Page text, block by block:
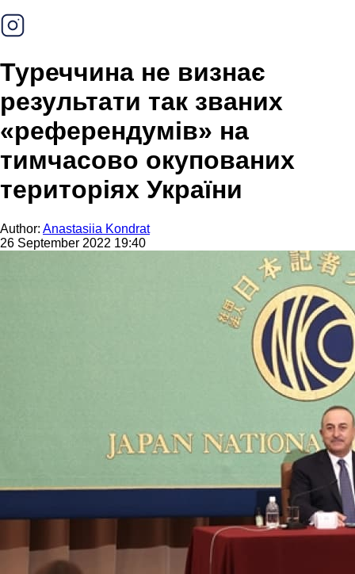
Туреччина не визнає
результати так званих
«референдумів» на
тимчасово окупованих
територіях України
Author: Anastasiia Kondrat
26 September 2022 19:40